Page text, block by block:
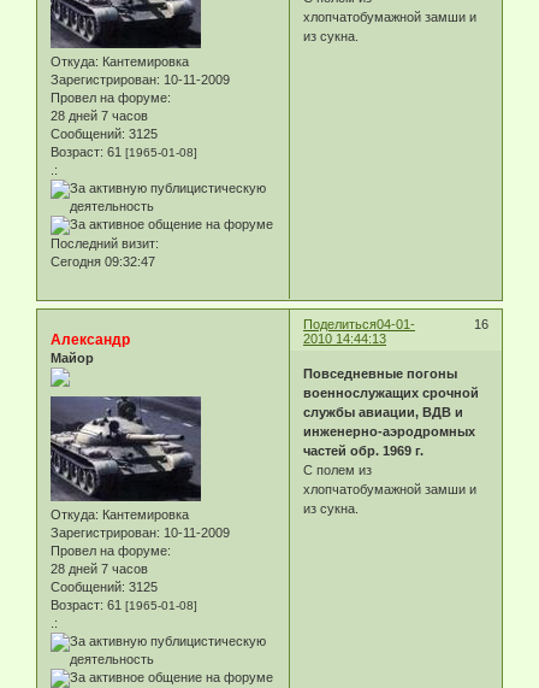
Откуда: Кантемировка
Зарегистрирован: 10-11-2009
Провел на форуме:
28 дней 7 часов
Сообщений: 3125
Возраст: 61 [1965-01-08]
.:
Последний визит:
Сегодня 09:32:47
хлопчатобумажной замши и
из сукна.
Поделиться 16
04-01-
2010 14:44:13
Александр
Майор
Откуда: Кантемировка
Зарегистрирован: 10-11-2009
Провел на форуме:
28 дней 7 часов
Сообщений: 3125
Возраст: 61 [1965-01-08]
.:
Повседневные погоны
военнослужащих срочной
службы авиации, ВДВ и
инженерно-аэродромных
частей обр. 1969 г.
С полем из
хлопчатобумажной замши и
из сукна.